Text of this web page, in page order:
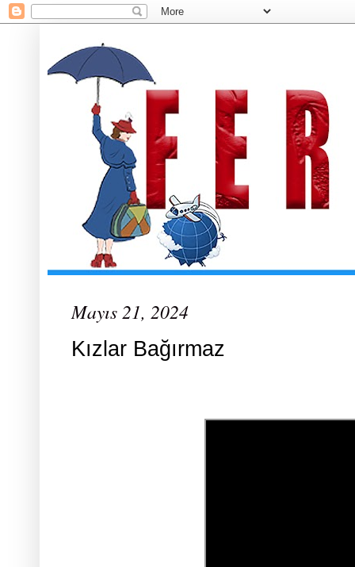
Mayıs 21, 2024
Kızlar Bağırmaz